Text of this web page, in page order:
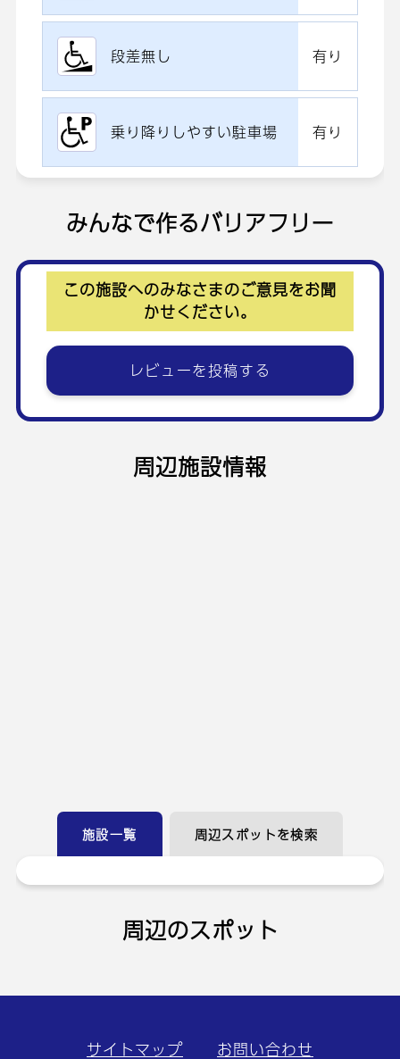
段差無し 有り
乗り降りしやすい駐車場 有り
みんなで作るバリアフリー
この施設へのみなさまのご意見をお聞
かせください。
レビューを投稿する
周辺施設情報
施設一覧 周辺スポットを検索
周辺のスポット
サイトマップ お問い合わせ